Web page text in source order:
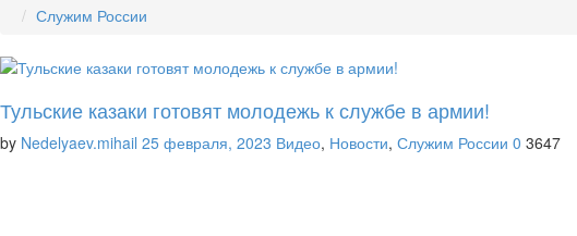
Служим России
Тульские казаки готовят молодежь к службе в армии!
by Nedelyaev.mihail 25 февраля, 2023 Видео, Новости, Служим России 0 3647